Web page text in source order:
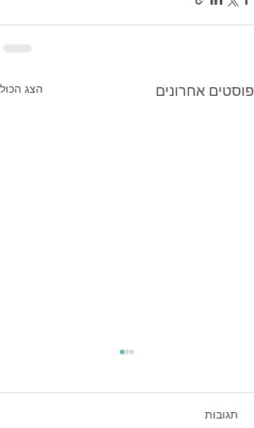
פוסטים אחרונים הצג הכול
תגובות